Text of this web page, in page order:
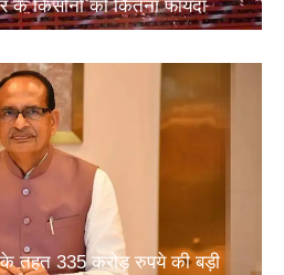
के किसानों को कितना फायदा
के तहत 335 करोड़ रुपये की बड़ी